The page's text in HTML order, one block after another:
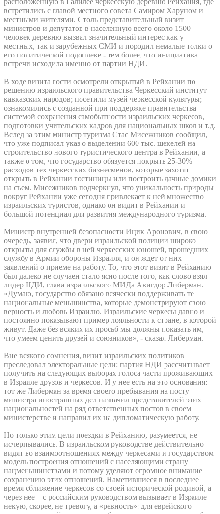
встретились с главой местного совета Самиром Харуном и
местными жителями. Столь представительный визит
министров и депутатов в населенную всего около 1500
человек деревню вызвал значительный интерес как у
местных, так и зарубежных СМИ и породил немалые толки о
его политической подоплеке - тем более, что инициатива
встречи исходила именно от партии НДИ.
В ходе визита гости осмотрели открытый в Рейхании по
решению израильского правительства Черкесский институт
кавказских народов; посетили музей черкесской культуры;
ознакомились с созданной при поддержке правительства
системой сохранения самобытности израильских черкесов,
подготовки учительских кадров для национальных школ и т.д.
Вслед за этим министр туризма Стас Мисежников сообщил,
что уже подписал указ о выделении 600 тыс. шекелей на
строительство нового туристического центра в Рейхании, а
также о том, что государство обязуется покрыть 25-30%
расходов тех черкесских бизнесменов, которые захотят
открыть в Рейхании гостиницы или построить дачные домики
на съем. Мисежников подчеркнул, что уникальность природы
вокруг Рейхании уже сегодня привлекает к ней множество
израильских туристов, однако он видит в Рейхании и
большой потенциал для развития международного туризма.
Министр внутренней безопасности Ицик Аронович, в свою
очередь, заявил, что двери израильской полиции широко
открыты для службы в ней черкесских юношей, прошедших
службу в Армии обороны Израиля, и он ждет от них
заявлений о приеме на работу. То, что этот визит в Рейханию
был далеко не случаен стало ясно после того, как слово взял
лидер НДИ, глава израильского МИДа Авигдор Либерман.
«Думаю, государство обязано всячески поддерживать те
национальные меньшинства, которые демонстрируют свою
верность и любовь Израилю. Израильские черкесы давно и
постоянно показывают пример лояльности к стране, в которой
живут. Даже без всяких их просьб мы должны показать им,
что умеем ценить друзей и союзников», - сказал Либерман.
Вне всякого сомнения, визит израильских политиков
преследовал электоральные цели: партия НДИ рассчитывает
получить на следующих выборах голоса части проживающих
в Израиле друзов и черкесов. И у нее есть на это основания:
тот же Либерман за время своего пребывания на посту
министра иностранных дел назначил представителей этих
национальностей на ряд ответственных постов в своем
министерстве и направил их на дипломатическую работу.
Но только этим цели поездки в Рейханию, разумеется, не
исчерпывались. В израильском руководстве действительно
видят во взаимоотношениях между черкесами и государством
модель построения отношений с населяющими страну
нацменьшинствами и потому уделяют огромное внимание
сохранению этих отношений. Наметившиеся в последнее
время сближение черкесов со своей исторической родиной, а
через нее – с российским руководством вызывает в Израиле
некую, скорее, не тревогу, а «ревность»: для еврейского